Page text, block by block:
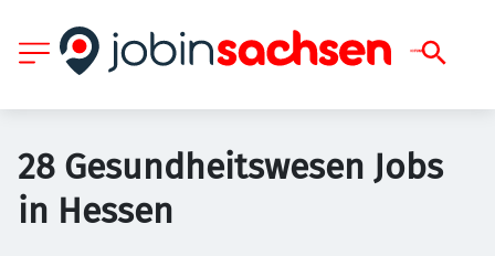
28 Gesundheitswesen Jobs
in Hessen